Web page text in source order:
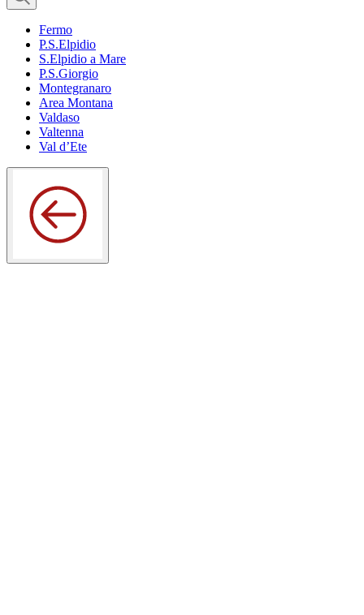
Fermo
P.S.Elpidio
S.Elpidio a Mare
P.S.Giorgio
Montegranaro
Area Montana
Valdaso
Valtenna
Val d’Ete